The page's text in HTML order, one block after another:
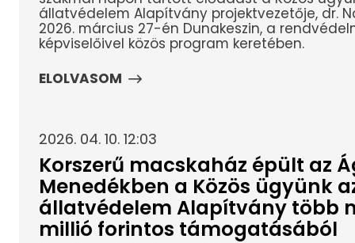
állatvédelem Alapítvány projektvezetője, dr.
2026. március 27-én Dunakeszin, a
képviselőivel közös program keretében.
ELOLVASOM
2026. 04. 10. 12:03
Korszerű macskaház épült az
Menedékben a Közös ügyünk
állatvédelem Alapítvány több
millió forintos támogatásából